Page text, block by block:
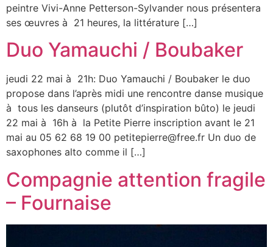
peintre Vivi-Anne Petterson-Sylvander nous présentera
ses œuvres à 21 heures, la littérature […]
Duo Yamauchi / Boubaker
jeudi 22 mai à 21h: Duo Yamauchi / Boubaker le duo
propose dans l’après midi une rencontre danse musique
à tous les danseurs (plutôt d’inspiration bûto) le jeudi
22 mai à 16h à la Petite Pierre inscription avant le 21
mai au 05 62 68 19 00 petitepierre@free.fr Un duo de
saxophones alto comme il […]
Compagnie attention fragile
– Fournaise